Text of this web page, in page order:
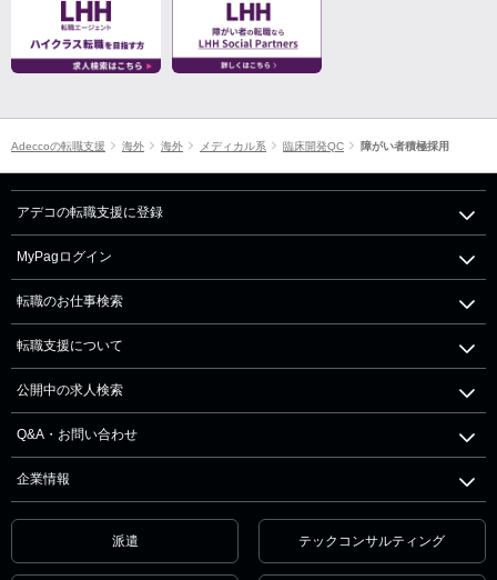
Adeccoの転職支援 海外 海外 メディカル系 臨床開発QC 障がい者積極採用
アデコの転職支援に登録
MyPagログイン
転職のお仕事検索
転職支援について
公開中の求人検索
Q&A・お問い合わせ
企業情報
派遣 テックコンサルティング